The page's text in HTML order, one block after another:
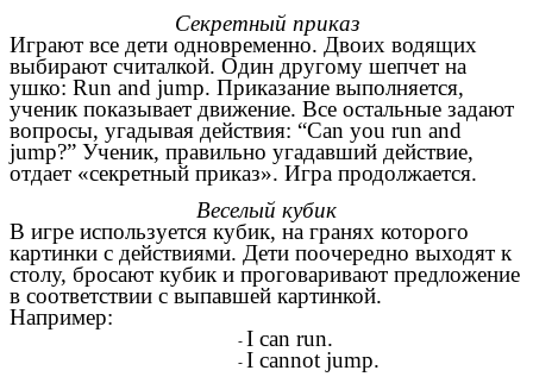
Секретный приказ
Играют все дети одновременно. Двоих водящих
выбирают считалкой. Один другому шепчет на
ушко: Run and jump. Приказание выполняется,
ученик показывает движение. Все остальные задают
вопросы, угадывая действия: “Can you run and
jump?” Ученик, правильно угадавший действие,
отдает «секретный приказ». Игра продолжается.
Веселый кубик
В игре используется кубик, на гранях которого
картинки с действиями. Дети поочередно выходят к
столу, бросают кубик и проговаривают предложение
в соответствии с выпавшей картинкой.
Например:
I can run.
I cannot jump.